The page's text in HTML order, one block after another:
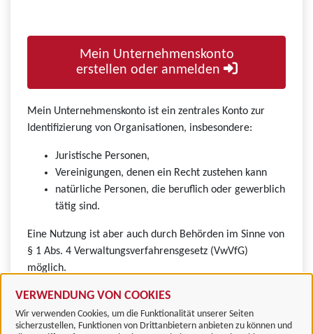
VERWENDUNG VON COOKIES
Wir verwenden Cookies, um die Funktionalität unserer Seiten
sicherzustellen, Funktionen von Drittanbietern anbieten zu können und
Mein Unternehmenskonto
erstellen oder anmelden
Mein Unternehmenskonto ist ein zentrales Konto zur
Identifizierung von Organisationen, insbesondere:
Juristische Personen,
Vereinigungen, denen ein Recht zustehen kann
natürliche Personen, die beruflich oder gewerblich
tätig sind.
Eine Nutzung ist aber auch durch Behörden im Sinne von
§ 1 Abs. 4 Verwaltungsverfahrensgesetz (VwVfG)
möglich.